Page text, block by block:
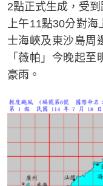
2點正式生成，受
上午11點30分對海
士海峽及東沙島周
「薇帕」今晚起
豪雨。